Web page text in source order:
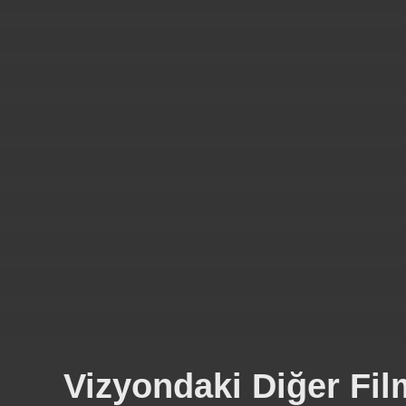
Vizyondaki Diğer